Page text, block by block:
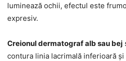
luminează ochii, efectul este
expresiv.
Creionul dermatograf alb sau bej
contura linia lacrimală inferioară